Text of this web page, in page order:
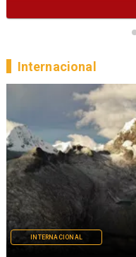
INTERNACIONAL
Internacional